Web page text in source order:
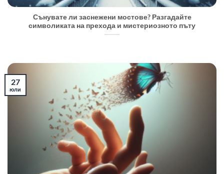
Сънувате ли заснежени мостове? Разгадайте
символиката на прехода и мистериозното пъту
27
юли